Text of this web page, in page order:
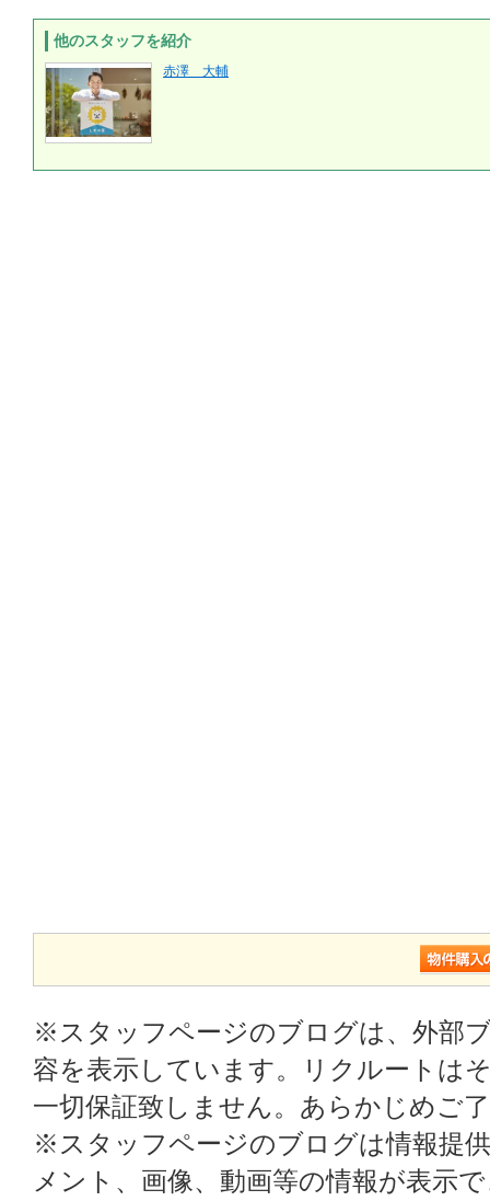
他のスタッフを紹介
赤澤 大輔
※スタッフページのブログは、外部
容を表示しています。リクルートは
一切保証致しません。あらかじめご
※スタッフページのブログは情報提
メント、画像、動画等の情報が表示